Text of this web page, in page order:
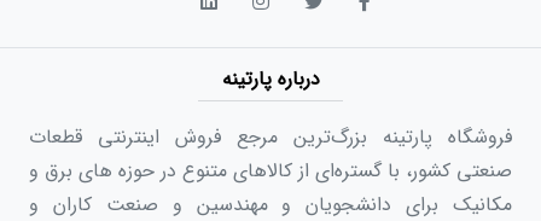
درباره پارتینه
فروشگاه پارتینه بزرگ‌ترین مرجع فروش اینترنتی قطعات
صنعتی کشور، با گستره‌ای از کالاهای متنوع در حوزه های برق و
مکانیک برای دانشجویان و مهندسین و صنعت کاران و